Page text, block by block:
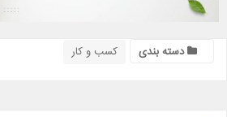
دسته بندی کسب و کار